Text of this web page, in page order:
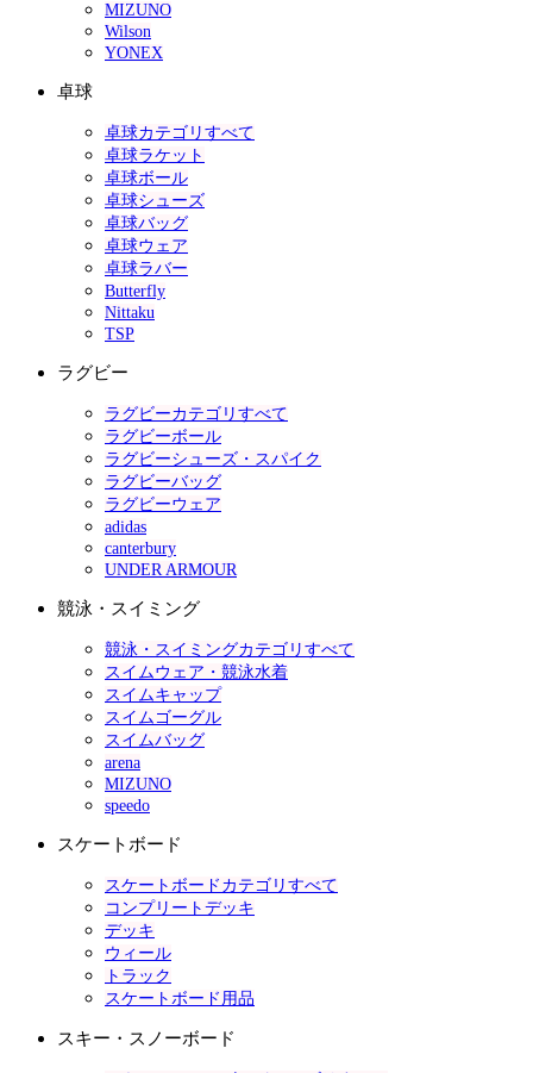
MIZUNO
Wilson
YONEX
卓球
卓球カテゴリすべて
卓球ラケット
卓球ボール
卓球シューズ
卓球バッグ
卓球ウェア
卓球ラバー
Butterfly
Nittaku
TSP
ラグビー
ラグビーカテゴリすべて
ラグビーボール
ラグビーシューズ・スパイク
ラグビーバッグ
ラグビーウェア
adidas
canterbury
UNDER ARMOUR
競泳・スイミング
競泳・スイミングカテゴリすべて
スイムウェア・競泳水着
スイムキャップ
スイムゴーグル
スイムバッグ
arena
MIZUNO
speedo
スケートボード
スケートボードカテゴリすべて
コンプリートデッキ
デッキ
ウィール
トラック
スケートボード用品
スキー・スノーボード